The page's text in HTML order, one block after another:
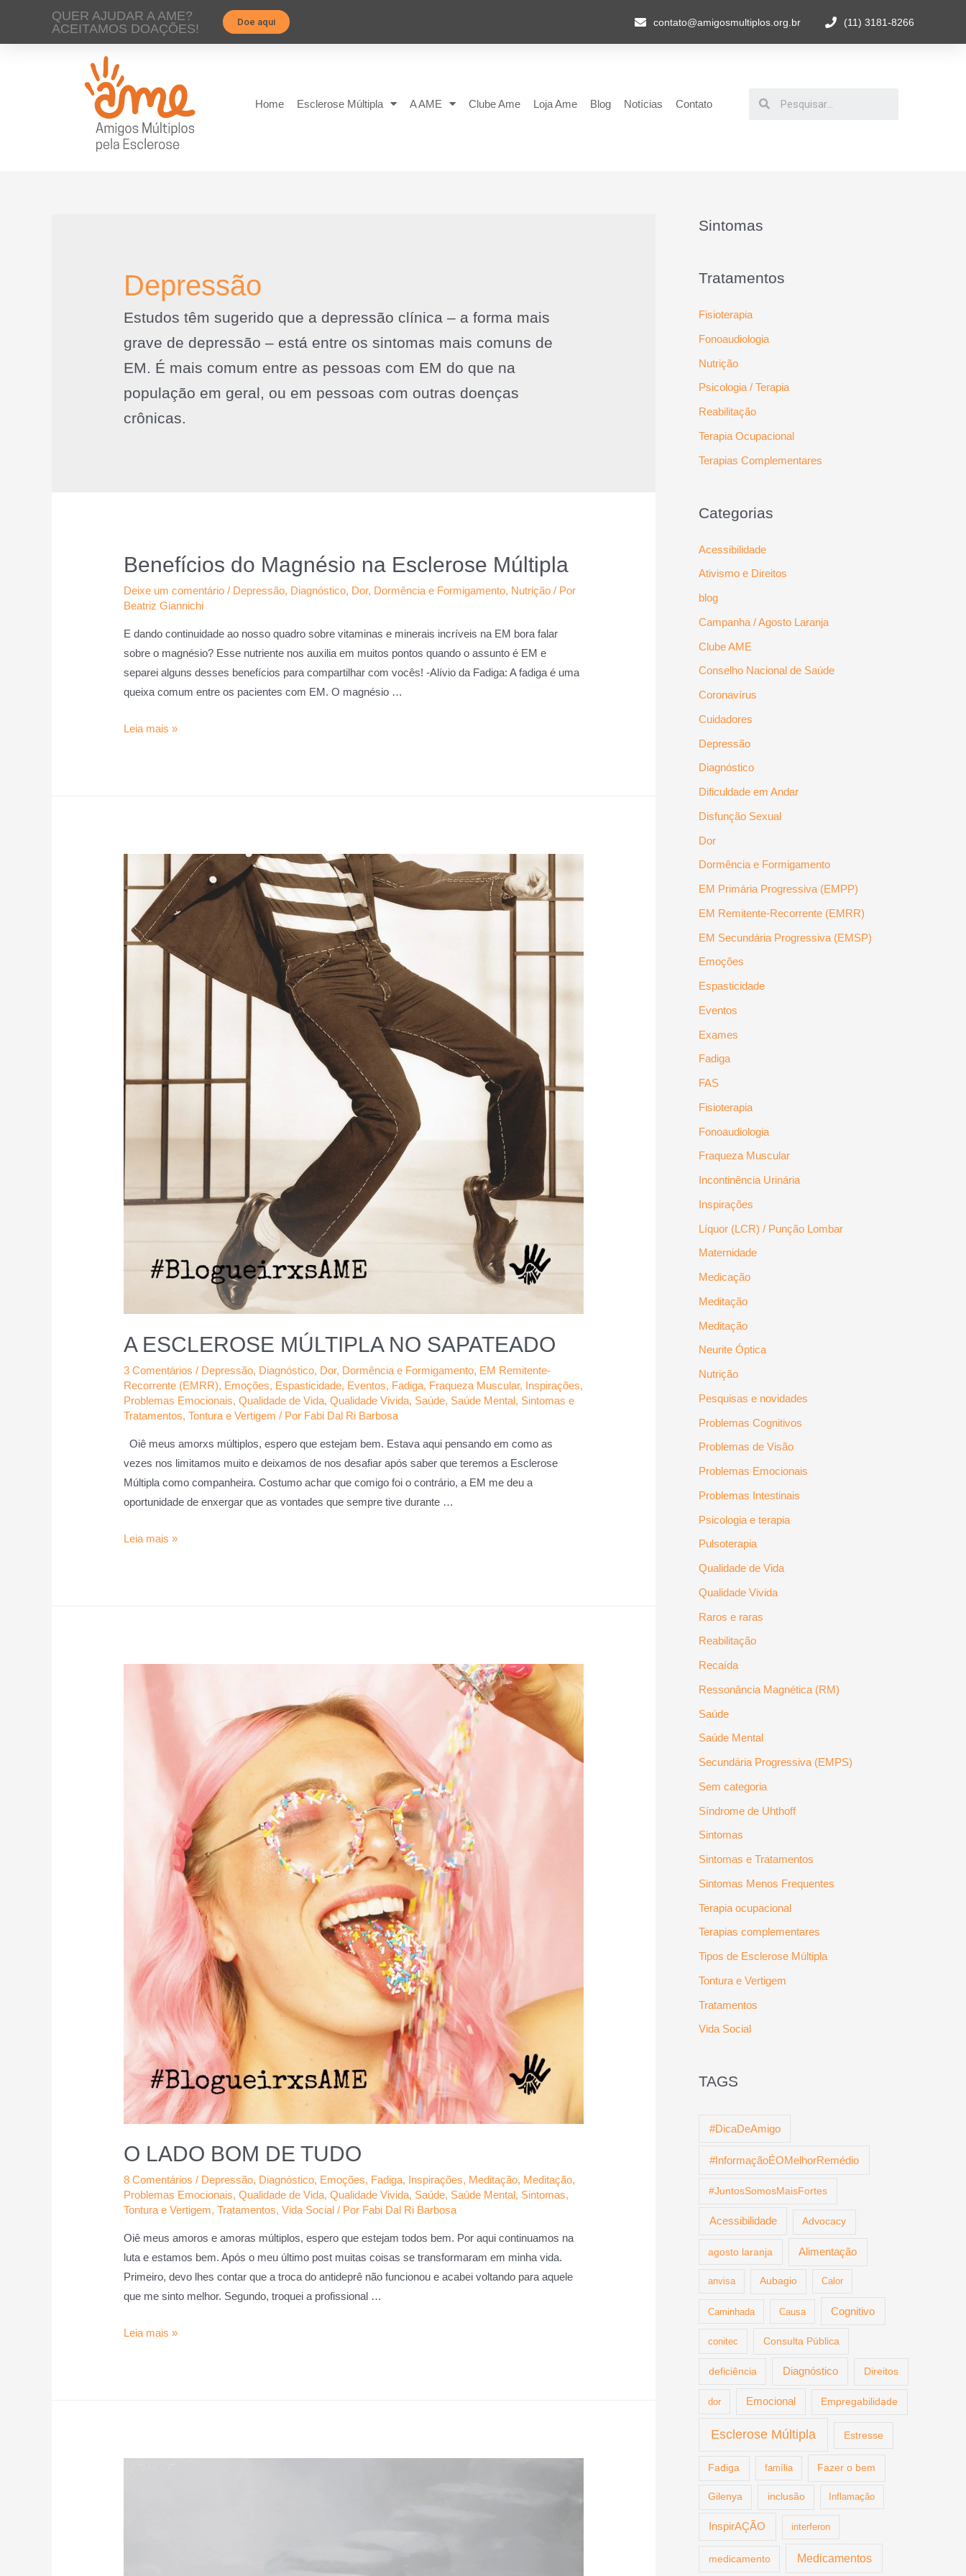
QUER AJUDAR A AME?
ACEITAMOS DOAÇÕES!
Doe aqui contato@amigosmultiplos.org.br (11) 3181-8266
Home Esclerose Múltipla A AME Clube Ame Loja Ame Blog Notícias Contato
Depressão
Estudos têm sugerido que a depressão clínica – a forma mais
grave de depressão – está entre os sintomas mais comuns de
EM. É mais comum entre as pessoas com EM do que na
população em geral, ou em pessoas com outras doenças
crônicas.
Benefícios do Magnésio na Esclerose Múltipla
Deixe um comentário / Depressão, Diagnóstico, Dor, Dormência e Formigamento, Nutrição / Por
Beatriz Giannichi
E dando continuidade ao nosso quadro sobre vitaminas e minerais incríveis na EM bora falar
sobre o magnésio? Esse nutriente nos auxilia em muitos pontos quando o assunto é EM e
separei alguns desses benefícios para compartilhar com vocês! -Alívio da Fadiga: A fadiga é uma
queixa comum entre os pacientes com EM. O magnésio …
Leia mais »
A ESCLEROSE MÚLTIPLA NO SAPATEADO
3 Comentários / Depressão, Diagnóstico, Dor, Dormência e Formigamento, EM Remitente-
Recorrente (EMRR), Emoções, Espasticidade, Eventos, Fadiga, Fraqueza Muscular, Inspirações,
Problemas Emocionais,Qualidade de Vida,Qualidade Vivida, Saúde, Saúde Mental, Sintomas e
Tratamentos,Tontura e Vertigem / Por Fabi Dal Ri Barbosa
Oiê meus amorxs múltiplos, espero que estejam bem. Estava aqui pensando em como as
vezes nos limitamos muito e deixamos de nos desafiar após saber que teremos a Esclerose
Múltipla como companheira. Costumo achar que comigo foi o contrário, a EM me deu a
oportunidade de enxergar que as vontades que sempre tive durante …
Leia mais »
O LADO BOM DE TUDO
8 Comentários / Depressão, Diagnóstico, Emoções, Fadiga, Inspirações, Meditação, Meditação,
Problemas Emocionais,Qualidade de Vida,Qualidade Vivida, Saúde, Saúde Mental, Sintomas,
Tontura e Vertigem,Tratamentos,Vida Social / Por Fabi Dal Ri Barbosa
Oiê meus amoros e amoras múltiplos, espero que estejam todos bem. Por aqui continuamos na
luta e estamos bem. Após o meu último post muitas coisas se transformaram em minha vida.
Primeiro, devo lhes contar que a troca do antideprê não funcionou e acabei voltando para aquele
que me sinto melhor. Segundo, troquei a profissional …
Leia mais »
Sintomas
Tratamentos
Fisioterapia
Fonoaudiologia
Nutrição
Psicologia / Terapia
Reabilitação
Terapia Ocupacional
Terapias Complementares
Categorias
Acessibilidade
Ativismo e Direitos
blog
Campanha / Agosto Laranja
Clube AME
Conselho Nacional de Saúde
Coronavírus
Cuidadores
Depressão
Diagnóstico
Dificuldade em Andar
Disfunção Sexual
Dor
Dormência e Formigamento
EM Primária Progressiva (EMPP)
EM Remitente-Recorrente (EMRR)
EM Secundária Progressiva (EMSP)
Emoções
Espasticidade
Eventos
Exames
Fadiga
FAS
Fisioterapia
Fonoaudiologia
Fraqueza Muscular
Incontinência Urinária
Inspirações
Líquor (LCR) / Punção Lombar
Maternidade
Medicação
Meditação
Meditação
Neurite Óptica
Nutrição
Pesquisas e novidades
Problemas Cognitivos
Problemas de Visão
Problemas Emocionais
Problemas Intestinais
Psicologia e terapia
Pulsoterapia
Qualidade de Vida
Qualidade Vivida
Raros e raras
Reabilitação
Recaída
Ressonância Magnética (RM)
Saúde
Saúde Mental
Secundária Progressiva (EMPS)
Sem categoria
Síndrome de Uhthoff
Sintomas
Sintomas e Tratamentos
Sintomas Menos Frequentes
Terapia ocupacional
Terapias complementares
Tipos de Esclerose Múltipla
Tontura e Vertigem
Tratamentos
Vida Social
TAGS
#DicaDeAmigo
#InformaçãoÉOMelhorRemédio
#JuntosSomosMaisFortes
Acessibilidade Advocacy
agosto laranja Alimentação
anvisa Aubagio Calor
Caminhada Causa Cognitivo
conitec Consulta Pública
deficiência Diagnóstico Direitos
dor Emocional Empregabilidade
Esclerose Múltipla Estresse
Fadiga família Fazer o bem
Gilenya inclusão Inflamação
InspirAÇÃO interferon
medicamento Medicamentos